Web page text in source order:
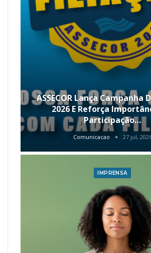
ASSECOR Lança Campanha
2026 E Reforça
Participação…
Comunicacao 27 jul,
IMPRENSA